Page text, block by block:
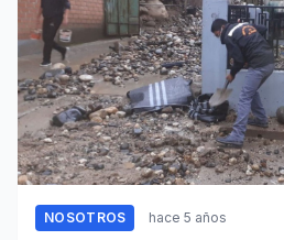
NOSOTROS hace 5 años